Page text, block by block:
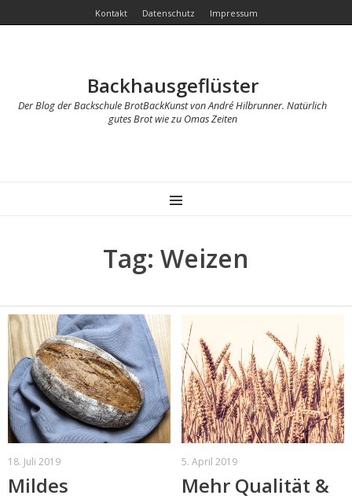
Kontakt Datenschutz Impressum
Backhausgeflüster
Der Blog der Backschule BrotBackKunst von André Hilbrunner. Natürlich
gutes Brot wie zu Omas Zeiten
MENU
Tag: Weizen
18. Juli 2019
Mildes
5. April 2019
Mehr Qualität &